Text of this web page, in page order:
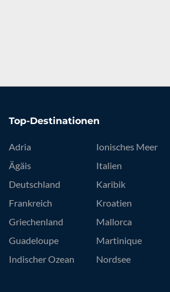
Top-Destinationen
Adria
Ägäis
Deutschland
Frankreich
Griechenland
Guadeloupe
Indischer Ozean
Ionisches Meer
Italien
Karibik
Kroatien
Mallorca
Martinique
Nordsee